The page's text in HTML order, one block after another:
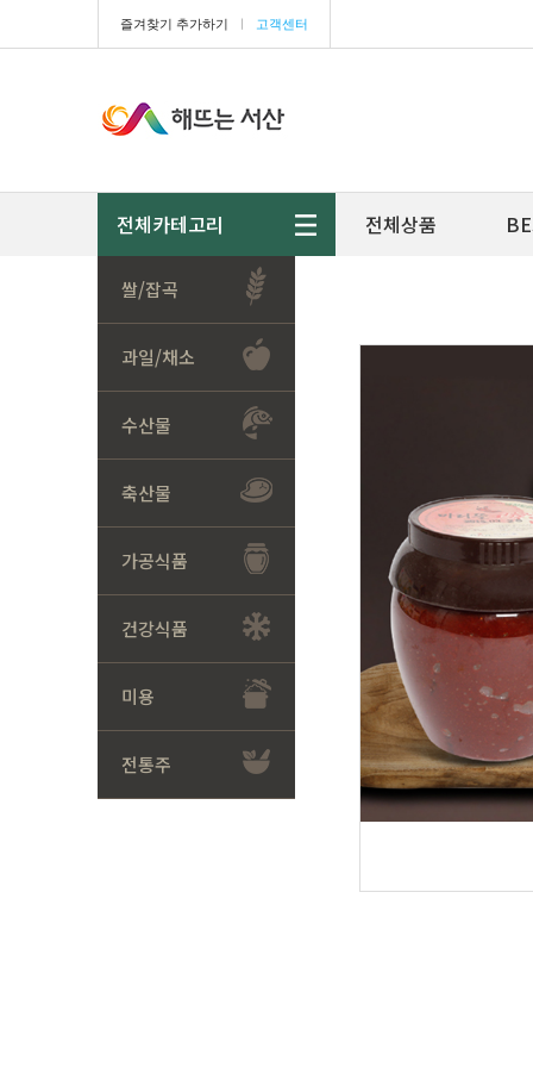
즐겨찾기 추가하기 ㅣ 고객센터
전체카테고리 전체상품
쌀/잡곡
과일/채소
수산물
축산물
가공식품
건강식품
미용
전통주